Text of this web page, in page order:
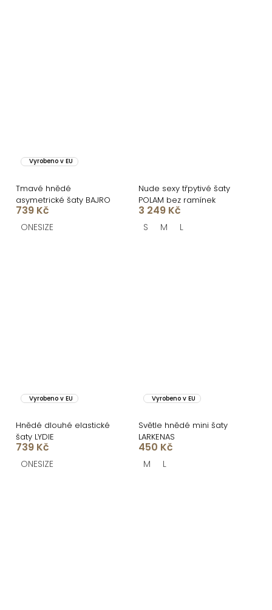
Vyrobeno v EU
Tmavé hnědé
asymetrické šaty BAJRO
739 Kč
ONESIZE
Nude sexy třpytivé šaty
POLAM bez ramínek
3 249 Kč
S M L
Vyrobeno v EU
Hnědé dlouhé elastické
šaty LYDIE
739 Kč
ONESIZE
Vyrobeno v EU
Světle hnědé mini šaty
LARKENAS
450 Kč
M L